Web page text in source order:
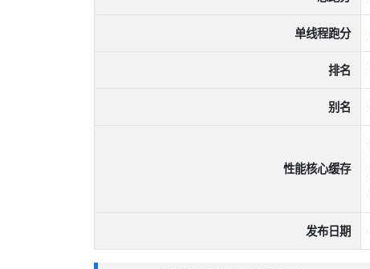
单线程跑分
排名
别名
性能核心缓存
发布日期